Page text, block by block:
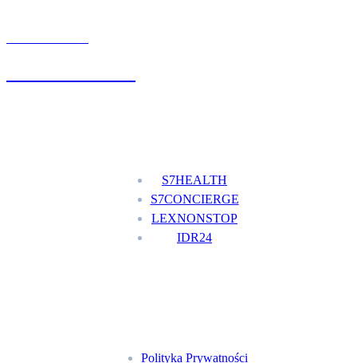
S7HEALTH
S7CONCIERGE
LEXNONSTOP
IDR24
Polityka Prywatności